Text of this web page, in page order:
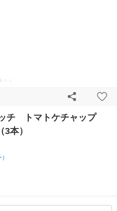
チ トマトケチャップ
本）